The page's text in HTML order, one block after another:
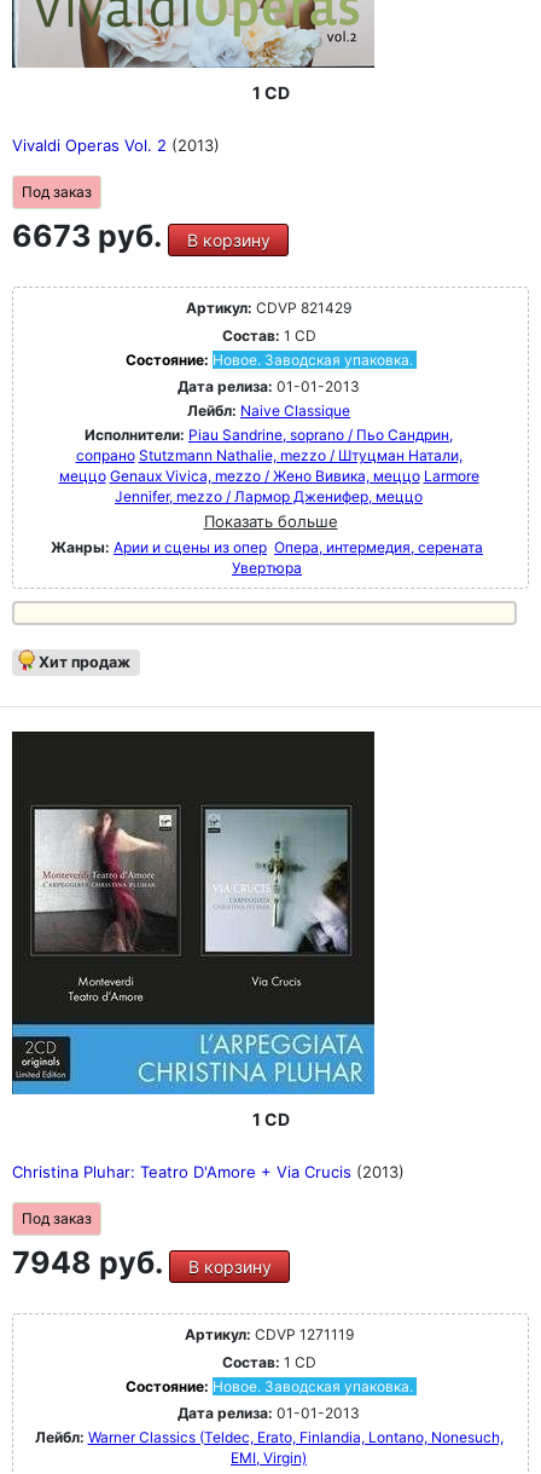
1 CD
Vivaldi Operas Vol. 2 (2013)
Под заказ
6673 руб. В корзину
Артикул: CDVP 821429
Состав: 1 CD
Состояние: Новое. Заводская упаковка.
Дата релиза: 01-01-2013
Лейбл: Naive Classique
Исполнители: Piau Sandrine, soprano / Пьо Сандрин,
сопрано Stutzmann Nathalie, mezzo / Штуцман Натали,
меццо Genaux Vivica, mezzo / Жено Вивика, меццо Larmore
Jennifer, mezzo / Лармор Дженифер, меццо
Показать больше
Жанры: Арии и сцены из опер Опера, интермедия, серената
Увертюра
Хит продаж
1 CD
Christina Pluhar: Teatro D'Amore + Via Crucis (2013)
Под заказ
7948 руб. В корзину
Артикул: CDVP 1271119
Состав: 1 CD
Состояние: Новое. Заводская упаковка.
Дата релиза: 01-01-2013
Лейбл: Warner Classics (Teldec, Erato, Finlandia, Lontano, Nonesuch,
EMI, Virgin)